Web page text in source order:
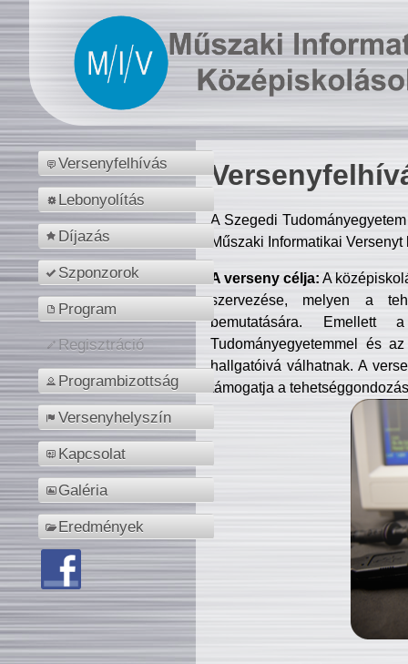
Versenyfelhívás
Lebonyolítás
Díjazás
Szponzorok
Program
Regisztráció
Programbizottság
Versenyhelyszín
Kapcsolat
Galéria
Eredmények
A Szegedi
Műszaki Informatikai
A verseny célja: A
szervezése, melyen a
bemutatására. Emellett
Tudományegyetemmel és
hallgatóivá válhatnak. A
támogatja a